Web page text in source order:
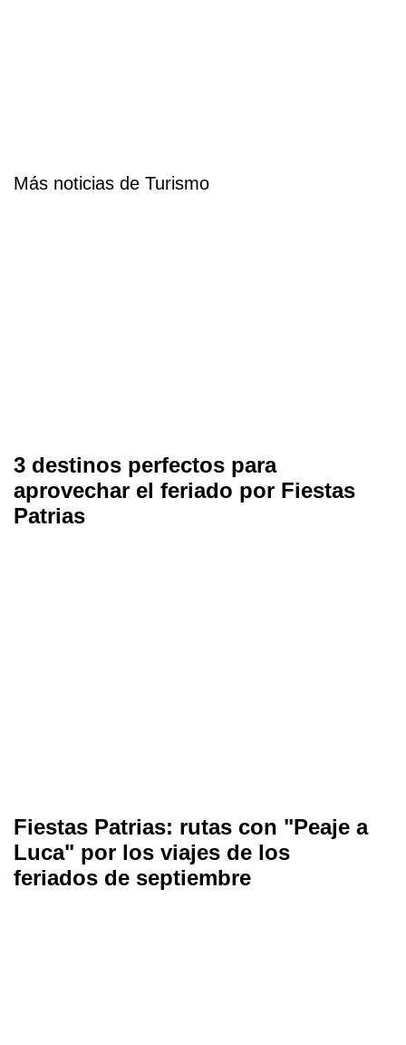
Más noticias de Turismo
3 destinos perfectos para
aprovechar el feriado por Fiestas
Patrias
Fiestas Patrias: rutas con "Peaje a
Luca" por los viajes de los
feriados de septiembre